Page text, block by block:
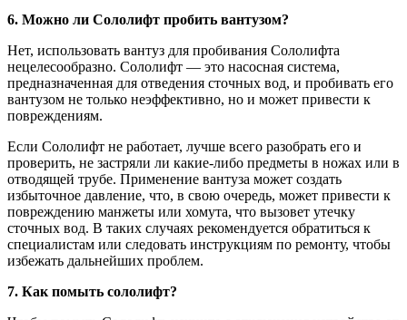
6. Можно ли Сололифт пробить вантузом?
Нет, использовать вантуз для пробивания Сололифта
нецелесообразно. Сололифт — это насосная система,
предназначенная для отведения сточных вод, и пробивать его
вантузом не только неэффективно, но и может привести к
повреждениям.
Если Сололифт не работает, лучше всего разобрать его и
проверить, не застряли ли какие-либо предметы в ножах или в
отводящей трубе. Применение вантуза может создать
избыточное давление, что, в свою очередь, может привести к
повреждению манжеты или хомута, что вызовет утечку
сточных вод. В таких случаях рекомендуется обратиться к
специалистам или следовать инструкциям по ремонту, чтобы
избежать дальнейших проблем.
7. Как помыть сололифт?